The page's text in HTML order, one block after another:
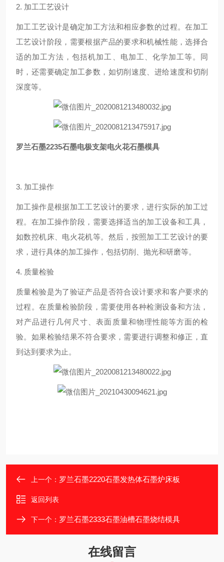
2. 加工工艺设计
加工工艺设计是确定加工方法和相应参数的过程。在加工
工艺设计阶段，需要根据产品的要求和机械性能，选择合
适的加工方法，包括机加工、电加工、化学加工等。同
时，还需要确定加工参数，如切削速度、进给速度和切削
深度等。
罗兰石墨2235石墨电极支架电火花石墨模具
3. 加工操作
加工操作是根据加工工艺设计的要求，进行实际的加工过
程。在加工操作阶段，需要选择适当的加工设备和工具，
如数控机床、电火花机等。然后，按照加工工艺设计的要
求，进行具体的加工操作，包括切削、抛光和研磨等。
4. 质量检验
质量检验是为了验证产品是否符合设计要求和客户要求的
过程。在质量检验阶段，需要使用各种检测设备和方法，
对产品进行几何尺寸、表面质量和物理性能等方面的检
验。如果检验结果不符合要求，需要进行调整和修正，直
到达到要求为止。
上一个： 罗兰石墨2220石墨发热体石墨炉床板
返回列表
下一个： 罗兰石墨2333石墨油槽石墨烧结模具
在线留言